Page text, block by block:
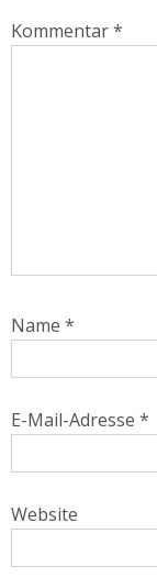
Kommentar*
Name *
E-Mail-Adresse *
Website